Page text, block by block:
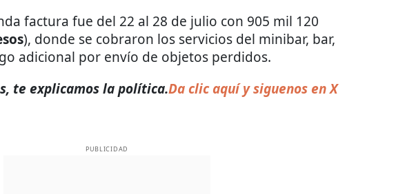
factura fue del 22 al 28 de julio con 905 mil 120
), donde se cobraron los servicios del minibar, bar,
adicional por envío de objetos perdidos.
te explicamos la política.Da clic aquí y siguenos en X
PUBLICIDAD